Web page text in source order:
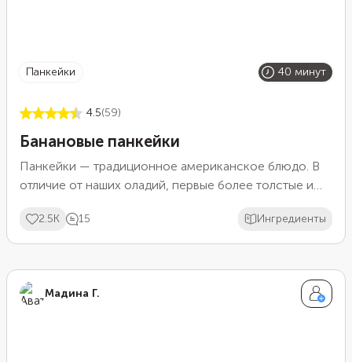
панкейки 40 минут
4.5(59)
Банановые панкейки
Панкейки — традиционное американское блюдо. В
отличие от наших оладий, первые более толстые и
приготовлении банановые панкейки отлично
подойдут на завтрак или десерт.
2.5K 15 Ингредиенты
Мадина Г.